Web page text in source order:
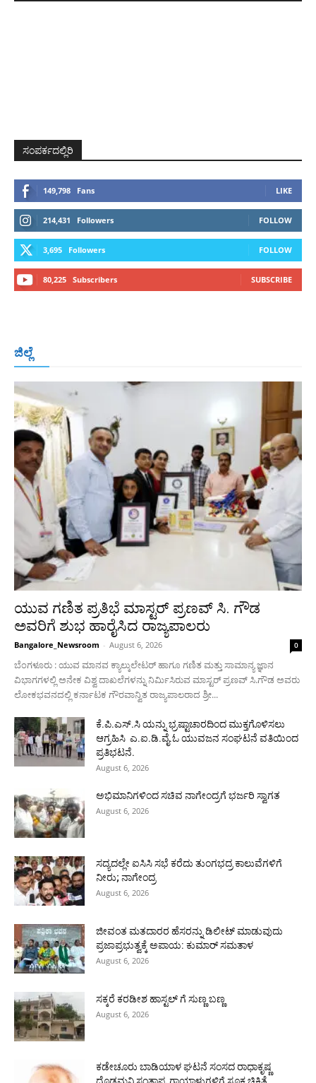
ಸಂಪರ್ಕದಲ್ಲಿರಿ
149,798 Fans LIKE
214,431 Followers FOLLOW
3,695 Followers FOLLOW
80,225 Subscribers SUBSCRIBE
ಜಿಲ್ಲೆ
ಯುವ ಗಣಿತ ಪ್ರತಿಭೆ ಮಾಸ್ಟರ್ ಪ್ರಣವ್ ಸಿ. ಗೌಡ
ಅವರಿಗೆ ಶುಭ ಹಾರೈಸಿದ ರಾಜ್ಯಪಾಲರು
Bangalore_Newsroom - August 6, 2026 0
ಬೆಂಗಳೂರು : ಯುವ ಮಾನವ ಕ್ಯಾಲ್ಕುಲೇಟರ್ ಹಾಗೂ ಗಣಿತ ಮತ್ತು ಸಾಮಾನ್ಯ ಜ್ಞಾನ
ವಿಭಾಗಗಳಲ್ಲಿ ಅನೇಕ ವಿಶ್ವ ದಾಖಲೆಗಳನ್ನು ನಿರ್ಮಿಸಿರುವ ಮಾಸ್ಟರ್ ಪ್ರಣವ್ ಸಿ.ಗೌಡ ಅವರು
ಲೋಕಭವನದಲ್ಲಿ ಕರ್ನಾಟಕ ಗೌರವಾನ್ವಿತ ರಾಜ್ಯಪಾಲರಾದ ಶ್ರೀ...
ಕೆ.ಪಿ.ಎಸ್.ಸಿ ಯನ್ನು ಭ್ರಷ್ಟಾಚಾರದಿಂದ ಮುಕ್ತಗೊಳಿಸಲು
ಆಗ್ರಹಿಸಿ ಎ.ಐ.ಡಿ.ವೈ.ಓ ಯುವಜನ ಸಂಘಟನೆ ವತಿಯಿಂದ
ಪ್ರತಿಭಟನೆ.
August 6, 2026
ಅಭಿಮಾನಿಗಳಿಂದ ಸಚಿವ ನಾಗೇಂದ್ರಗೆ ಭರ್ಜರಿ ಸ್ವಾಗತ
August 6, 2026
ಸದ್ಯದಲ್ಲೇ ಐಸಿಸಿ ಸಭೆ ಕರೆದು ತುಂಗಭದ್ರ ಕಾಲುವೆಗಳಿಗೆ
ನೀರು; ನಾಗೇಂದ್ರ
August 6, 2026
ಜೀವಂತ ಮತದಾರರ ಹೆಸರನ್ನು ಡಿಲೀಟ್ ಮಾಡುವುದು
ಪ್ರಜಾಪ್ರಭುತ್ವಕ್ಕೆ ಅಪಾಯ: ಕುಮಾರ್ ಸಮತಾಳ
August 6, 2026
ಸಕ್ಕರೆ ಕರಡೀಶ ಹಾಸ್ಟಲ್ ಗೆ ಸುಣ್ಣ ಬಣ್ಣ
August 6, 2026
ಕಡೇಚೂರು ಬಾಡಿಯಾಳ ಘಟನೆ ಸಂಸದ ರಾಧಾಕೃಷ್ಣ